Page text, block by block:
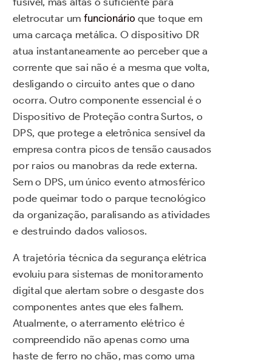
eletrocutar um funcionário que toque em
uma carcaça metálica. O dispositivo DR
atua instantaneamente ao perceber que a
corrente que sai não é a mesma que volta,
desligando o circuito antes que o dano
ocorra. Outro componente essencial é o
Dispositivo de Proteção contra Surtos, o
DPS, que protege a eletrônica sensível da
empresa contra picos de tensão causados
por raios ou manobras da rede externa.
Sem o DPS, um único evento atmosférico
pode queimar todo o parque tecnológico
da organização, paralisando as atividades
e destruindo dados valiosos.
A trajetória técnica da segurança elétrica
evoluiu para sistemas de monitoramento
digital que alertam sobre o desgaste dos
componentes antes que eles falhem.
Atualmente, o aterramento elétrico é
compreendido não apenas como uma
haste de ferro no chão, mas como uma